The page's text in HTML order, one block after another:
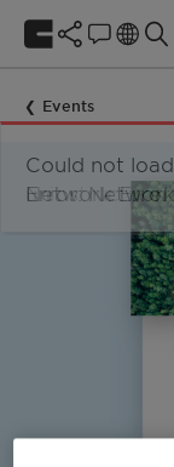
Events